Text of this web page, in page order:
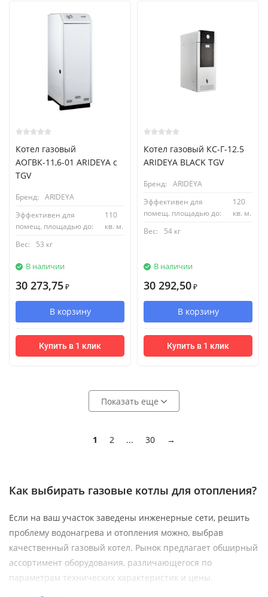
Котел газовый
АОГВК-11,6-01 ARIDEYA с
TGV
Бренд:
ARIDEYA
Эффективен для
помещ. площадью до:
110
кв. м.
Вес:
53 кг
В наличии
30 273,75 ₽
В корзину
Купить в 1 клик
Котел газовый КС-Г-12.5
ARIDEYA BLACK TGV
Бренд:
ARIDEYA
Эффективен для
помещ. площадью до:
120
кв. м.
Вес:
54 кг
В наличии
30 292,50 ₽
В корзину
Купить в 1 клик
Показать еще
1 2 ... 30 →
Как выбирать газовые котлы для отопления?
Если на ваш участок заведены инженерные сети, решить
проблему водонагрева и отопления можно, выбрав
качественный газовый котел. Рынок предлагает обширный
ассортимент оборудования, различающегося по
параметрам технических характеристик и цены.